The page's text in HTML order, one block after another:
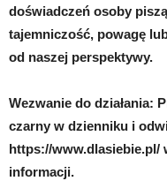
doświadczeń osoby
tajemniczość, powagę
od naszej perspektywy.
Wezwanie do działania:
czarny w dzienniku i
https://www.dlasiebie.pl/
informacji.